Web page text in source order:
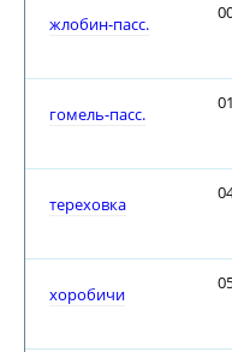
жлобин-пасс.
гомель-пасс.
тереховка
хоробичи